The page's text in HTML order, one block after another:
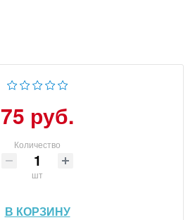
75 руб.
Количество
шт
В КОРЗИНУ